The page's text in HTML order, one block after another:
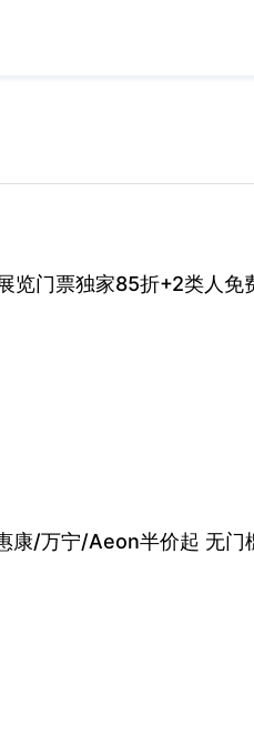
览门票独家85折+2类人免
康/万宁/Aeon半价起 无门